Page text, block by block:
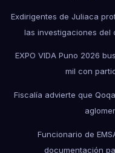
Exdirigentes de Juliaca
las investigaciones del
EXPO VIDA Puno 2026
mil con
Fiscalía advierte que
Funcionario de
documentación